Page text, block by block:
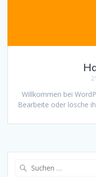
Willkommen bei
Bearbeite oder lösche